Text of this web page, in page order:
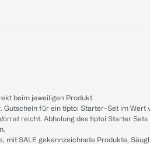
beim jeweiligen Produkt.
für ein tiptoi Starter-Set im
reicht. Abholung des tiptoi Starter
mit SALE gekennzeichnete Produkte,